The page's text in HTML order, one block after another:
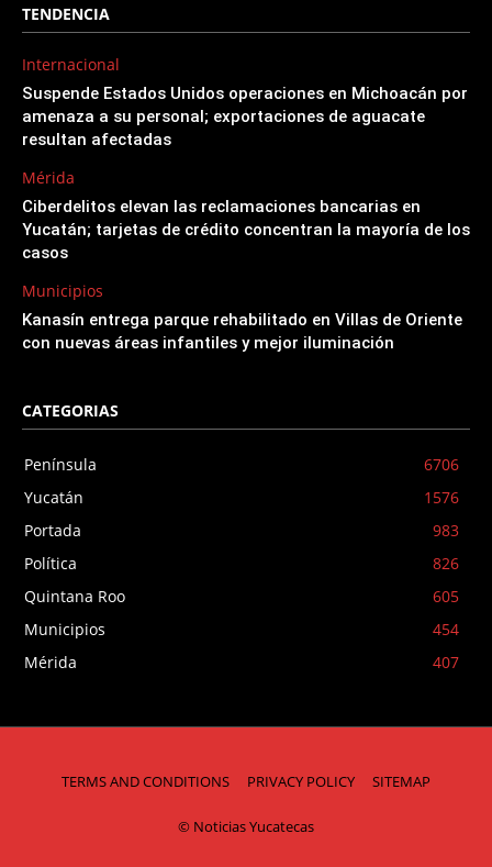
TENDENCIA
Internacional
Suspende Estados Unidos operaciones en Michoacán por
amenaza a su personal; exportaciones de aguacate
resultan afectadas
Mérida
Ciberdelitos elevan las reclamaciones bancarias en
Yucatán; tarjetas de crédito concentran la mayoría de los
casos
Municipios
Kanasín entrega parque rehabilitado en Villas de Oriente
con nuevas áreas infantiles y mejor iluminación
CATEGORIAS
Península
6706
Yucatán
1576
Portada
983
Política
826
Quintana Roo
605
Municipios
454
Mérida
407
TERMS AND CONDITIONS PRIVACY POLICY SITEMAP
© Noticias Yucatecas